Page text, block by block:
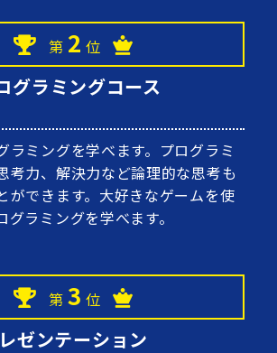
第 2 位
グラミングコース
ラミングを学べます。プログラミ
考力、解決力など論理的な思考も
ができます。大好きなゲームを使
グラミングを学べます。
第 3 位
ゼンテーション